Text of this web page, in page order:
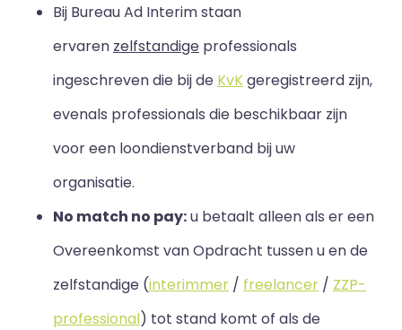
Bij Bureau Ad Interim staan
ervaren zelfstandige professionals
ingeschreven die bij de KvKgeregistreerd zijn,
evenals professionals die beschikbaar zijn
voor een loondienstverband bij uw
organisatie.
No match no pay:u betaalt alleen als er een
Overeenkomst van Opdracht tussen u en de
zelfstandige (interimmer / freelancer / ZZP-
professional) tot stand komt of als de